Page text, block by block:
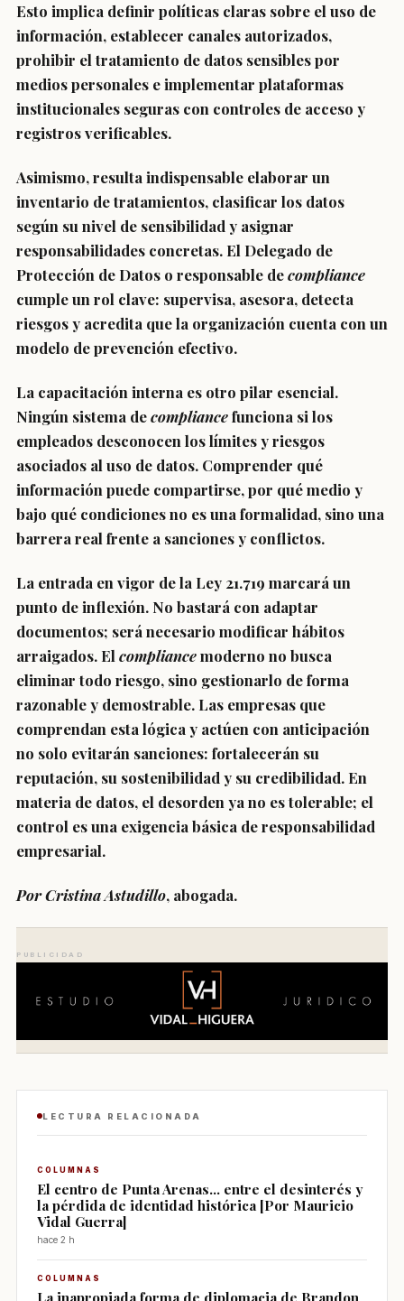
Esto implica definir políticas claras sobre el uso de
información, establecer canales autorizados,
prohibir el tratamiento de datos sensibles por
medios personales e implementar plataformas
institucionales seguras con controles de acceso y
registros verificables.
Asimismo, resulta indispensable elaborar un
inventario de tratamientos, clasificar los datos
según su nivel de sensibilidad y asignar
responsabilidades concretas. El Delegado de
Protección de Datos o responsable decompliance
cumple un rol clave: supervisa, asesora, detecta
riesgos y acredita que la organización cuenta con un
modelo de prevención efectivo.
La capacitación interna es otro pilar esencial.
Ningún sistema decompliancefunciona si los
empleados desconocen los límites y riesgos
asociados al uso de datos. Comprender qué
información puede compartirse, por qué medio y
bajo qué condiciones no es una formalidad, sino una
barrera real frente a sanciones y conflictos.
La entrada en vigor de la Ley 21.719 marcará un
punto de inflexión. No bastará con adaptar
documentos; será necesario modificar hábitos
arraigados. El compliancemoderno no busca
eliminar todo riesgo, sino gestionarlo de forma
razonable y demostrable. Las empresas que
comprendan esta lógica y actúen con anticipación
no solo evitarán sanciones: fortalecerán su
reputación, su sostenibilidad y su credibilidad. En
materia de datos, el desorden ya no es tolerable; el
control es una exigencia básica de responsabilidad
empresarial.
Por Cristina Astudillo, abogada.
PUBLICIDAD
LECTURA RELACIONADA
COLUMNAS
El centro de Punta Arenas... entre el desinterés y
la pérdida de identidad histórica [Por Mauricio
Vidal Guerra]
hace 2 h
COLUMNAS
La inapropiada forma de diplomacia de Brandon